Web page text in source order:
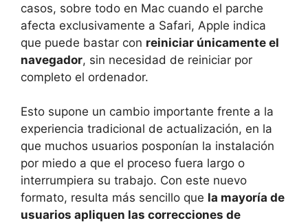
casos, sobre todo en Mac cuando el parche
afecta exclusivamente a Safari, Apple indica
que puede bastar con reiniciar únicamente el
navegador, sin necesidad de reiniciar por
completo el ordenador.
Esto supone un cambio importante frente a la
experiencia tradicional de actualización, en la
que muchos usuarios posponían la instalación
por miedo a que el proceso fuera largo o
interrumpiera su trabajo. Con este nuevo
formato, resulta más sencillo que la mayoría de
usuarios apliquen las correcciones de